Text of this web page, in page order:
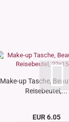
Make-up Tasche,
Reisebeutel,...
EUR 6.05